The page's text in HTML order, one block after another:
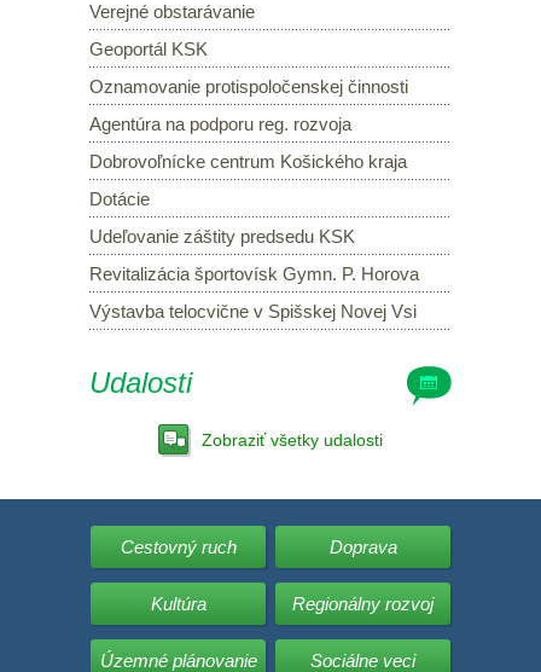
Verejné obstarávanie
Geoportál KSK
Oznamovanie protispoločenskej činnosti
Agentúra na podporu reg. rozvoja
Dobrovoľnícke centrum Košického kraja
Dotácie
Udeľovanie záštity predsedu KSK
Revitalizácia športovísk Gymn. P. Horova
Výstavba telocvične v Spišskej Novej Vsi
Udalosti
Zobraziť všetky udalosti
Cestovný ruch Doprava
Kultúra Regionálny rozvoj
Územné plánovanie Sociálne veci